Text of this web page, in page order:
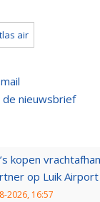
air
de nieuwsbrief
kopen
op Luik Airport
2026, 16:57